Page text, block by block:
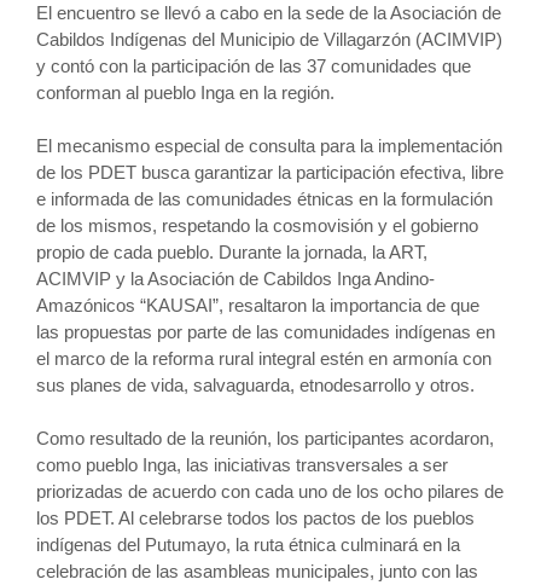
El encuentro se llevó a cabo en la sede de la Asociación de
Cabildos Indígenas del Municipio de Villagarzón (ACIMVIP)
y contó con la participación de las 37 comunidades que
conforman al pueblo Inga en la región.
El mecanismo especial de consulta para la implementación
de los PDET busca garantizar la participación efectiva, libre
e informada de las comunidades étnicas en la formulación
de los mismos, respetando la cosmovisión y el gobierno
propio de cada pueblo. Durante la jornada, la ART,
ACIMVIP y la Asociación de Cabildos Inga Andino-
Amazónicos “KAUSAI”, resaltaron la importancia de que
las propuestas por parte de las comunidades indígenas en
el marco de la reforma rural integral estén en armonía con
sus planes de vida, salvaguarda, etnodesarrollo y otros.
Como resultado de la reunión, los participantes acordaron,
como pueblo Inga, las iniciativas transversales a ser
priorizadas de acuerdo con cada uno de los ocho pilares de
los PDET. Al celebrarse todos los pactos de los pueblos
indígenas del Putumayo, la ruta étnica culminará en la
celebración de las asambleas municipales, junto con las